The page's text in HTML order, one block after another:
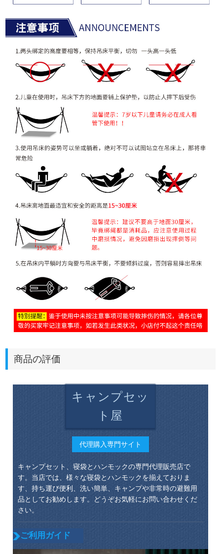
商品の評価
キャンプセッ
ト屋
代理購入専門サイト
キャンプセット、寝袋とハンモックの専門代理販売店で
す。当店では、様々な寝袋とハンモックを揃えておりま
す、持ち運び便利、洗い簡単、キャンプや非常時の避難用
品としてお勧めします。どうぞお気軽にお問い合わせくだ
さい。
ご利用ガイド